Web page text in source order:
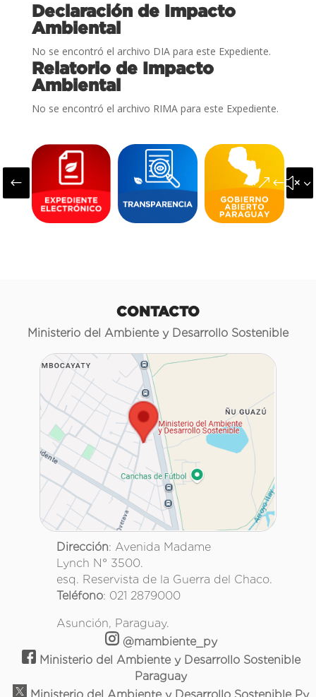
Declaración de Impacto
Ambiental
No se encontró el archivo DIA para este Expediente.
Relatorio de Impacto
Ambiental
No se encontró el archivo RIMA para este Expediente.
#
CONTACTO
Ministerio del Ambiente y Desarrollo Sostenible
Dirección: Avenida Madame
Lynch N° 3500.
esq. Reservista de la Guerra del Chaco.
Teléfono: 021 2879000
Asunción, Paraguay.
@mambiente_py
Ministerio del Ambiente y Desarrollo Sostenible
Paraguay